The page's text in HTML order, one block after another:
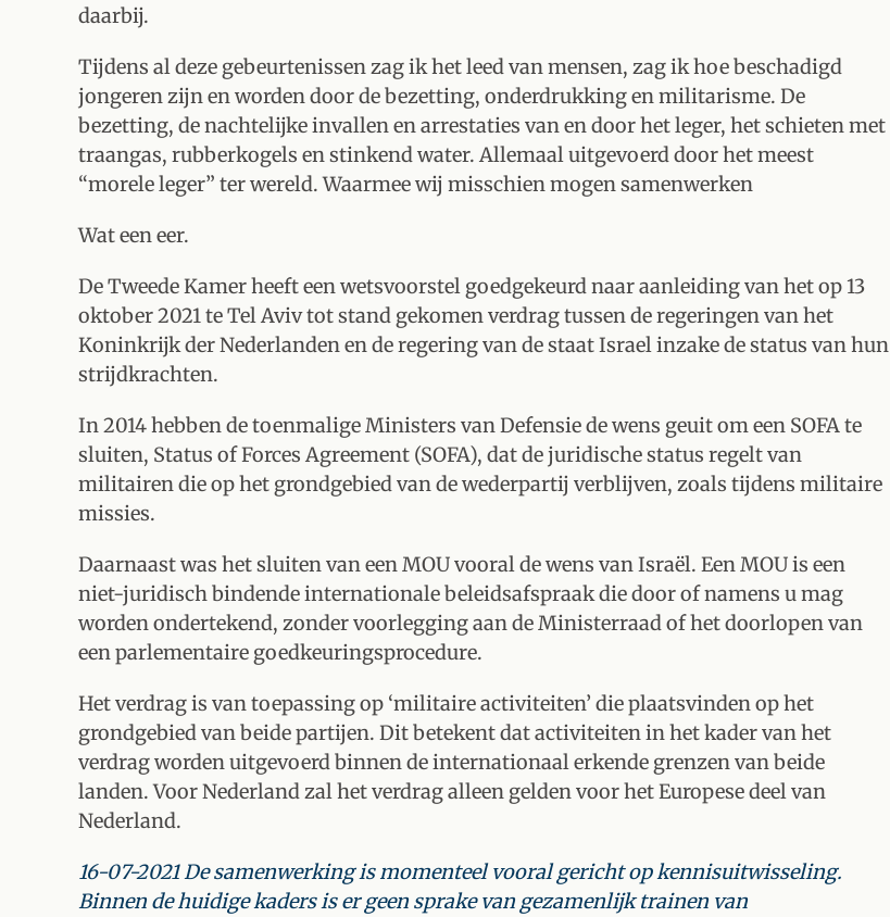
daarbij.
Tijdens al deze gebeurtenissen zag ik het leed van mensen, zag ik hoe beschadigd
jongeren zijn en worden door de bezetting, onderdrukking en militarisme. De
bezetting, de nachtelijke invallen en arrestaties van en door het leger, het schieten met
traangas, rubberkogels en stinkend water. Allemaal uitgevoerd door het meest
“morele leger” ter wereld. Waarmee wij misschien mogen samenwerken
Wat een eer.
De Tweede Kamer heeft een wetsvoorstel goedgekeurd naar aanleiding van het op 13
oktober 2021 te Tel Aviv tot stand gekomen verdrag tussen de regeringen van het
Koninkrijk der Nederlanden en de regering van de staat Israel inzake de status van hun
strijdkrachten.
In 2014 hebben de toenmalige Ministers van Defensie de wens geuit om een SOFA te
sluiten, Status of Forces Agreement (SOFA), dat de juridische status regelt van
militairen die op het grondgebied van de wederpartij verblijven, zoals tijdens militaire
missies.
Daarnaast was het sluiten van een MOU vooral de wens van Israël. Een MOU is een
niet-juridisch bindende internationale beleidsafspraak die door of namens u mag
worden ondertekend, zonder voorlegging aan de Ministerraad of het doorlopen van
een parlementaire goedkeuringsprocedure.
Het verdrag is van toepassing op ‘militaire activiteiten’ die plaatsvinden op het
grondgebied van beide partijen. Dit betekent dat activiteiten in het kader van het
verdrag worden uitgevoerd binnen de internationaal erkende grenzen van beide
landen. Voor Nederland zal het verdrag alleen gelden voor het Europese deel van
Nederland.
16-07-2021 De samenwerking is momenteel vooral gericht op kennisuitwisseling.
Binnen de huidige kaders is er geen sprake van gezamenlijk trainen van